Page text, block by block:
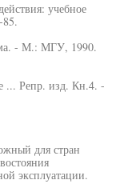
учебное
- М.: МГУ, 1990.
... Репр. изд. Кн.4. -
для стран
эксплуатации.